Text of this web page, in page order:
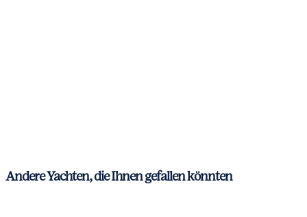
Andere Yachten, die Ihnen gefallen könnten